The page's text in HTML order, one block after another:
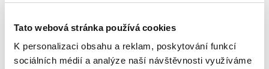
Tato webová stránka používá cookies
K personalizaci obsahu a reklam, poskytování funkcí
sociálních médií a analýze naší návštěvnosti využíváme
Pomoc s tvorbou a realizací Vaší reklamy
zajímavé benefity